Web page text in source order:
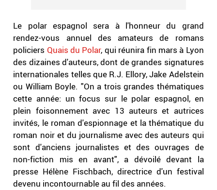
Le polar espagnol sera à l'honneur du grand
rendez-vous annuel des amateurs de romans
policiers Quais du Polar, qui réunira fin mars à Lyon
des dizaines d'auteurs, dont de grandes signatures
internationales telles que R.J. Ellory, Jake Adelstein
ou William Boyle. "On a trois grandes thématiques
cette année: un focus sur le polar espagnol, en
plein foisonnement avec 13 auteurs et autrices
invités, le roman d'espionnage et la thématique du
roman noir et du journalisme avec des auteurs qui
sont d'anciens journalistes et des ouvrages de
non-fiction mis en avant", a dévoilé devant la
presse Hélène Fischbach, directrice d'un festival
devenu incontournable au fil des années.